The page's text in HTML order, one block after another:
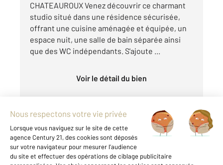
CHATEAUROUX Venez découvrir ce charmant
studio situé dans une résidence sécurisée,
offrant une cuisine aménagée et équipée, un
espace nuit, une salle de bain séparée ainsi
que des WC indépendants. S'ajoute ...
Voir le détail du bien
Exclusivité